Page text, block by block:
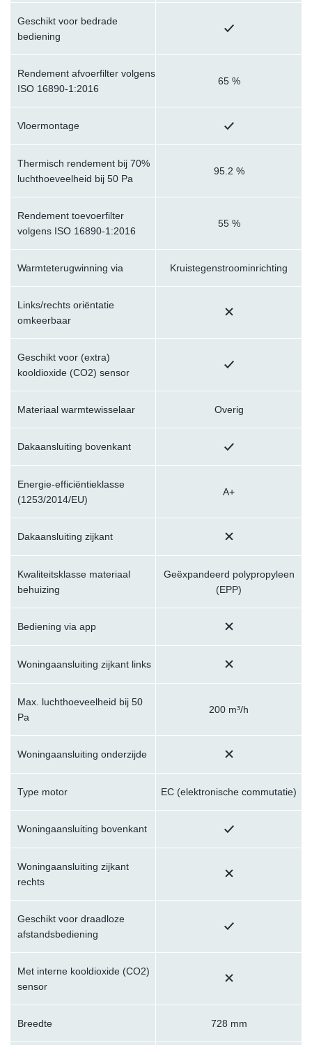
Geschikt voor bedrade
bediening
Rendement afvoerfilter volgens
ISO 16890-1:2016
65 %
Vloermontage
Thermisch rendement bij 70%
luchthoeveelheid bij 50 Pa
95.2 %
Rendement toevoerfilter
volgens ISO 16890-1:2016
55 %
Warmteterugwinning via Kruistegenstroominrichting
Links/rechts oriëntatie
omkeerbaar
Geschikt voor (extra)
kooldioxide (CO2) sensor
Materiaal warmtewisselaar Overig
Dakaansluiting bovenkant
Energie-efficiëntieklasse
(1253/2014/EU)
A+
Dakaansluiting zijkant
Kwaliteitsklasse materiaal
behuizing
Geëxpandeerd polypropyleen
(EPP)
Bediening via app
Woningaansluiting zijkant links
Max. luchthoeveelheid bij 50
Pa
200 m³/h
Woningaansluiting onderzijde
Type motor EC (elektronische commutatie)
Woningaansluiting bovenkant
Woningaansluiting zijkant
rechts
Geschikt voor draadloze
afstandsbediening
Met interne kooldioxide (CO2)
sensor
Breedte 728 mm